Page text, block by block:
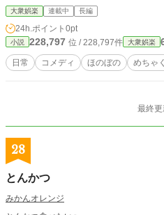
があるのは、今君たちが生きる現代でも
光の当たる世界と裏の光のない闇の世界
メディー色全開のお話である。
大衆娯楽 連載中 長編
24h.ポイント 0pt
小説 228,797 位 / 228,797件 大衆娯楽
日常 コメディ ほのぼの めちゃ
最終
28
とんかつ
みかんオレンジ